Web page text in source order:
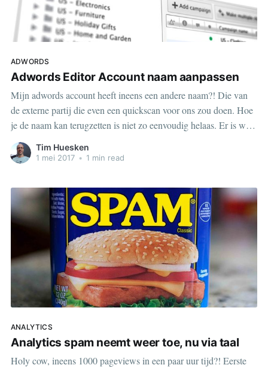
ADWORDS
Adwords Editor Account naam aanpassen
Mijn adwords account heeft ineens een andere naam?! Die van
de externe partij die even een quickscan voor ons zou doen. Hoe
je de naam kan terugzetten is niet zo eenvoudig helaas. Er is wel
een manier gelukkig.
Tim Huesken
1 mei 2017 • 1 min read
ANALYTICS
Analytics spam neemt weer toe, nu via taal
Holy cow, ineens 1000 pageviews in een paar uur tijd?! Eerste